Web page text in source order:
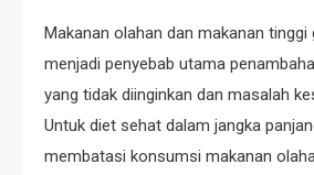
Makanan olahan dan makanan tinggi
menjadi penyebab utama
yang tidak diinginkan dan masalah
Untuk diet sehat dalam jangka
membatasi konsumsi makanan